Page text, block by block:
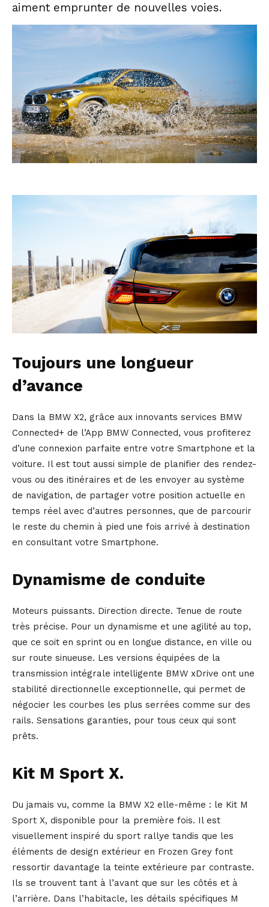
aiment emprunter de nouvelles voies.
Toujours une longueur
d’avance
Dans la BMW X2, grâce aux innovants services BMW
Connected+ de l’App BMW Connected, vous profiterez
d’une connexion parfaite entre votre Smartphone et la
voiture. Il est tout aussi simple de planifier des rendez-
vous ou des itinéraires et de les envoyer au système
de navigation, de partager votre position actuelle en
temps réel avec d’autres personnes, que de parcourir
le reste du chemin à pied une fois arrivé à destination
en consultant votre Smartphone.
Dynamisme de conduite
Moteurs puissants. Direction directe. Tenue de route
très précise. Pour un dynamisme et une agilité au top,
que ce soit en sprint ou en longue distance, en ville ou
sur route sinueuse. Les versions équipées de la
transmission intégrale intelligente BMW xDrive ont une
stabilité directionnelle exceptionnelle, qui permet de
négocier les courbes les plus serrées comme sur des
rails. Sensations garanties, pour tous ceux qui sont
prêts.
Kit M Sport X.
Du jamais vu, comme la BMW X2 elle-même : le Kit M
Sport X, disponible pour la première fois. Il est
visuellement inspiré du sport rallye tandis que les
éléments de design extérieur en Frozen Grey font
ressortir davantage la teinte extérieure par contraste.
Ils se trouvent tant à l’avant que sur les côtés et à
l’arrière. Dans l’habitacle, les détails spécifiques M